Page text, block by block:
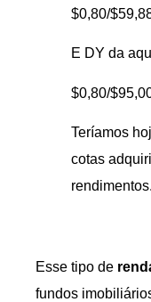
$0,80/
E DY da
$0,80/
Teríamos
cotas
rendimentos.
Esse tipo de
fundos